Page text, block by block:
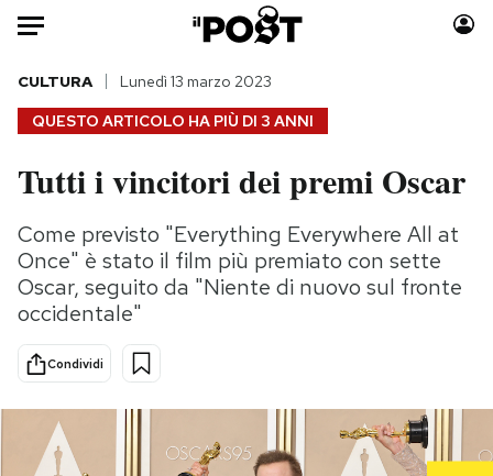
Auto
HOME
Italia
Politica
Tecnologia
Internet
Scienza
Cultura
Economia
Moda
Consumismi
Storie/Idee
Altrecose
Mondiali calcio 2026
QUESTO ARTICOLO HA PIÙ DI 3 ANNI
CULTURA Lunedì 13 marzo 2023
Tutti i vincitori dei premi Oscar
Come previsto "Everything Everywhere All at
Once" è stato il film più premiato con sette
Oscar, seguito da "Niente di nuovo sul fronte
occidentale"
Condividi